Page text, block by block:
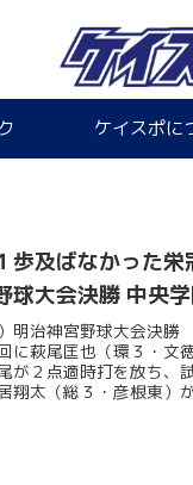
ケイスポに
歩及ばなかった
大会決勝 中央
明治神宮野球大会決
に萩尾匡也（環３・文
が２点適時打を放ち、
翔太（総３・彦根東）